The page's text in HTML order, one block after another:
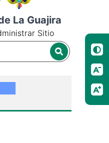
La Guajira
Sitio